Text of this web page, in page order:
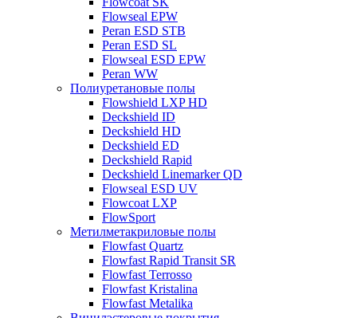
Flowseal EPW
Peran ESD STB
Peran ESD SL
Flowseal ESD EPW
Peran WW
Полиуретановые полы
Flowshield LXP HD
Deckshield ID
Deckshield HD
Deckshield ED
Deckshield Rapid
Deckshield Linemarker QD
Flowseal ESD UV
Flowcoat LXP
FlowSport
Метилметакриловые полы
Flowfast Quartz
Flowfast Rapid Transit SR
Flowfast Terrosso
Flowfast Kristalina
Flowfast Metalika